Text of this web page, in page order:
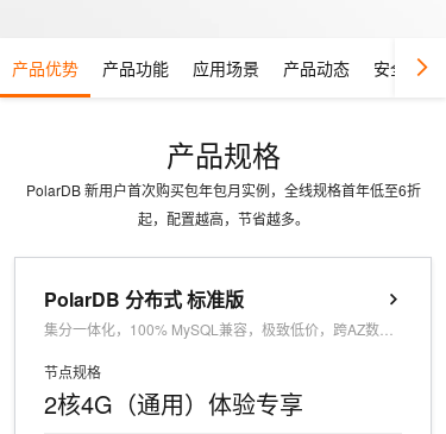
产品优势 产品功能 应用场景 产品动态 安全可
产品规格
PolarDB 新用户首次购买包年包月实例，全线规格首年低至6折
起，配置越高，节省越多。
PolarDB 分布式 标准版
节点规格
2核4G（通用）体验专享